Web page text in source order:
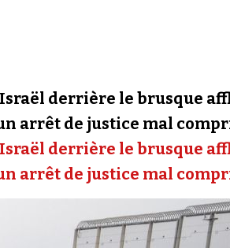
derrière le brusque
arrêt de justice mal
derrière le brusque
arrêt de justice mal